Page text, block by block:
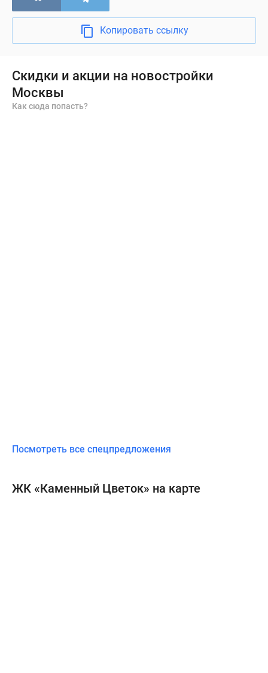
Копировать ссылку
Скидки и акции на новостройки
Москвы
Как сюда попасть?
Посмотреть все спецпредложения
ЖК «Каменный Цветок» на карте